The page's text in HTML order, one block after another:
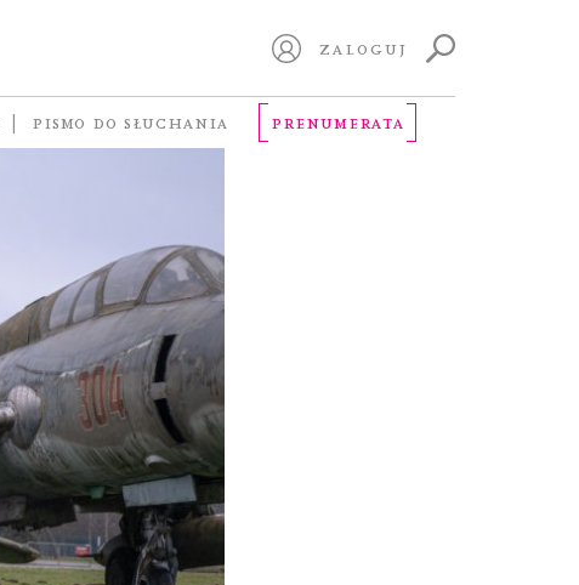
ZALOGUJ
PISMO DO SŁUCHANIA PRENUMERATA